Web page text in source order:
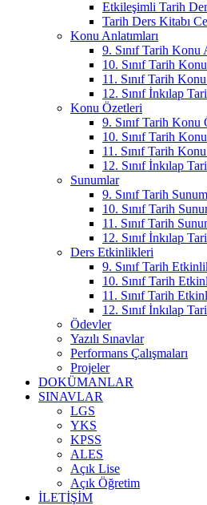
Etkileşimli Tarih
Tarih Ders Kitabı
Konu Anlatımları
9. Sınıf Tarih Konu
10. Sınıf Tarih
11. Sınıf Tarih Konu
12. Sınıf İnkılap
Konu Özetleri
9. Sınıf Tarih Konu
10. Sınıf Tarih
11. Sınıf Tarih
12. Sınıf İnkılap
Sunumlar
9. Sınıf Tarih
10. Sınıf Tarih
11. Sınıf Tarih
12. Sınıf İnkılap
Ders Etkinlikleri
9. Sınıf Tarih
10. Sınıf Tarih
11. Sınıf Tarih
12. Sınıf İnkılap
Ödevler
Yazılı Sınavlar
Performans Çalışmaları
Projeler
DOKÜMANLAR
SINAVLAR
LGS
YKS
KPSS
ALES
Açık Lise
Açık Öğretim
İLETIŞIM